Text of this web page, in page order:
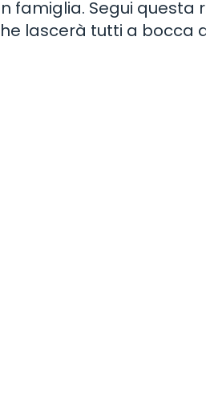
famiglia. Segui questa
lascerà tutti a bocca